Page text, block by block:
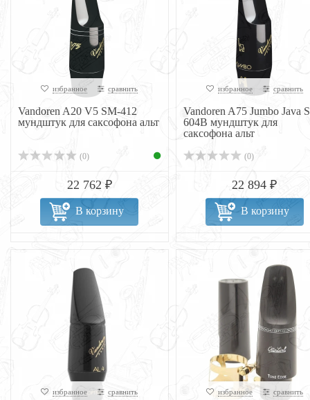
избранное сравнить
Vandoren A20 V5 SM-412
мундштук для саксофона альт
(0)
22 762 ₽
В корзину
избранное сравнить
Vandoren A75 Jumbo Java
604B мундштук для
саксофона альт
(0)
22 894 ₽
В корзину
избранное сравнить избранное сравнить